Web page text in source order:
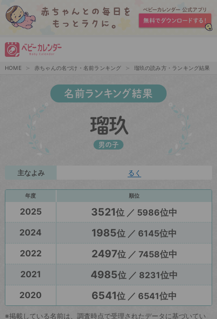
HOME 赤ちゃんの名づけ・名前ランキング 瑠玖の読み方・ランキング結果
名前ランキング結果
瑠玖
男の子
主なよみ るく
年度 順位
2025 3521位 ／ 5986位中
2024
1985位 ／ 6145位中
2022
2497位 ／ 7458位中
2021
4985位 ／ 8231位中
2020
6541位 ／ 6541位中
※掲載している名前は、調査時点で受理されたデータに基づいてい